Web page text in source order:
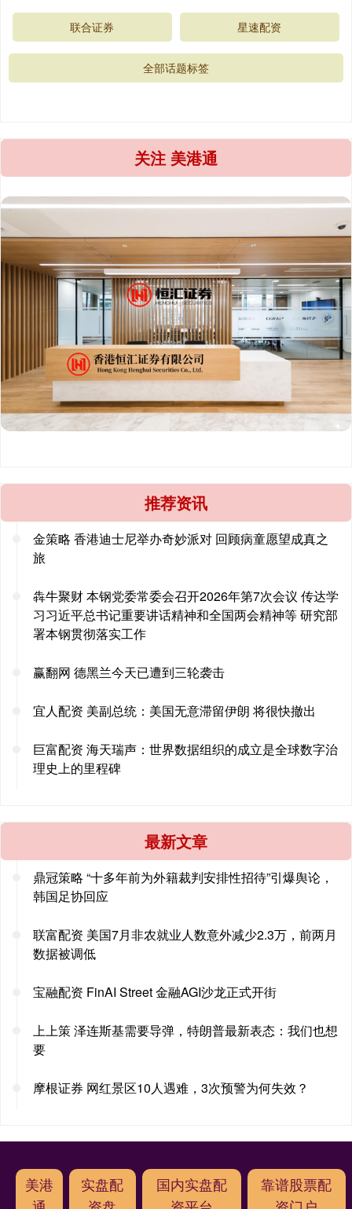
联合证券 星速配资
全部话题标签
关注 美港通
推荐资讯
金策略 香港迪士尼举办奇妙派对 回顾病童愿望成真之
旅
犇牛聚财 本钢党委常委会召开2026年第7次会议 传达学
习习近平总书记重要讲话精神和全国两会精神等 研究部
署本钢贯彻落实工作
赢翻网 德黑兰今天已遭到三轮袭击
宜人配资 美副总统：美国无意滞留伊朗 将很快撤出
巨富配资 海天瑞声：世界数据组织的成立是全球数字治
理史上的里程碑
最新文章
鼎冠策略 “十多年前为外籍裁判安排性招待”引爆舆论，
韩国足协回应
联富配资 美国7月非农就业人数意外减少2.3万，前两月
数据被调低
宝融配资 FinAI Street 金融AGI沙龙正式开街
上上策 泽连斯基需要导弹，特朗普最新表态：我们也想
要
摩根证券 网红景区10人遇难，3次预警为何失效？
美港
实盘配
国内实盘配
靠谱股票配